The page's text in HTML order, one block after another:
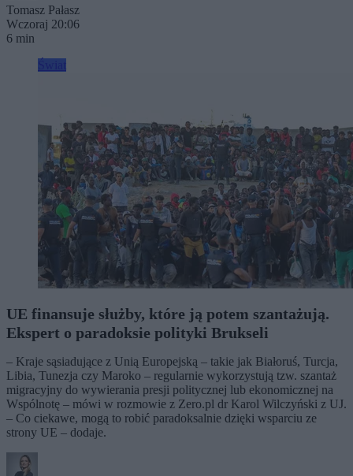
Tomasz Pałasz
Wczoraj 20:06
6 min
UE finansuje służby, które ją potem szantażują.
Ekspert o paradoksie polityki Brukseli
– Kraje sąsiadujące z Unią Europejską – takie jak Białoruś, Turcja,
Libia, Tunezja czy Maroko – regularnie wykorzystują tzw. szantaż
migracyjny do wywierania presji politycznej lub ekonomicznej na
Wspólnotę – mówi w rozmowie z Zero.pl dr Karol Wilczyński z UJ.
– Co ciekawe, mogą to robić paradoksalnie dzięki wsparciu ze
strony UE – dodaje.